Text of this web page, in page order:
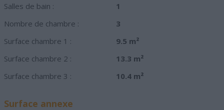
Salles de bain :
1
Nombre de chambre :
3
Surface chambre 1 :
9.5 m²
Surface chambre 2 :
13.3 m²
Surface chambre 3 :
10.4 m²
Surface annexe